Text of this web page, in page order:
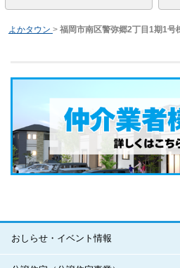
よかタウン > 福岡市南区警弥郷2丁目1期1号
おしらせ・イベント情報